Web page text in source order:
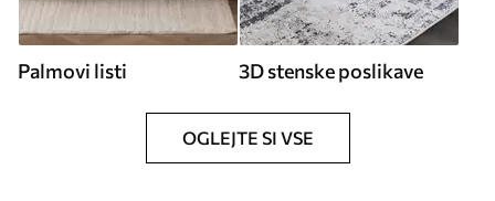
Palmovi listi 3D stenske poslikave
OGLEJTE SI VSE